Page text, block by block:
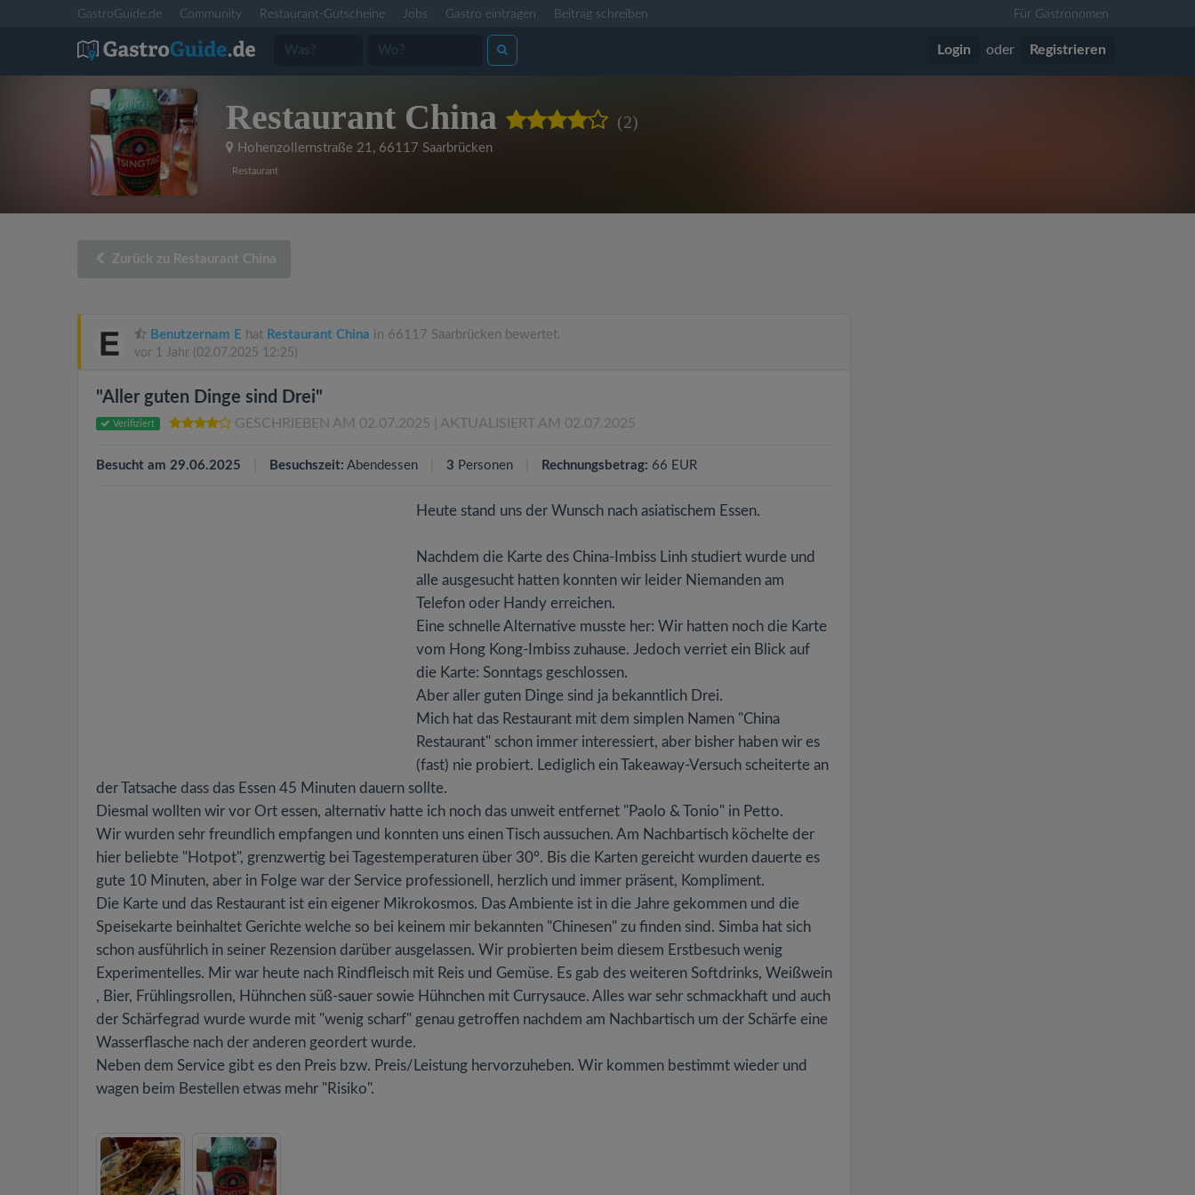
GastroGuide.de Community Restaurant-Gutscheine Jobs Gastro eintragen Beitrag schreiben Für Gastronomen
Login oder Registrieren
Restaurant China (2)
Hohenzollernstraße 21, 66117 Saarbrücken
Restaurant
Zurück zu Restaurant China
Benutzernam E hat Restaurant China in 66117 Saarbrücken bewertet.
vor 1 Jahr (02.07.2025 12:25)
"Aller guten Dinge sind Drei"
Verifiziert GESCHRIEBEN AM 02.07.2025 | AKTUALISIERT AM 02.07.2025
Besucht am 29.06.2025 Besuchszeit: Abendessen 3 Personen Rechnungsbetrag: 66 EUR
Heute stand uns der Wunsch nach asiatischem Essen.
Nachdem die Karte des China-Imbiss Linh studiert wurde und
alle ausgesucht hatten konnten wir leider Niemanden am
Telefon oder Handy erreichen.
Eine schnelle Alternative musste her: Wir hatten noch die Karte
vom Hong Kong-Imbiss zuhause. Jedoch verriet ein Blick auf
die Karte: Sonntags geschlossen.
Aber aller guten Dinge sind ja bekanntlich Drei.
Mich hat das Restaurant mit dem simplen Namen "China
Restaurant" schon immer interessiert, aber bisher haben wir es
(fast) nie probiert. Lediglich ein Takeaway-Versuch scheiterte an
der Tatsache dass das Essen 45 Minuten dauern sollte.
Diesmal wollten wir vor Ort essen, alternativ hatte ich noch das unweit entfernet "Paolo & Tonio" in Petto.
Wir wurden sehr freundlich empfangen und konnten uns einen Tisch aussuchen. Am Nachbartisch köchelte der
hier beliebte "Hotpot", grenzwertig bei Tagestemperaturen über 30°. Bis die Karten gereicht wurden dauerte es
gute 10 Minuten, aber in Folge war der Service professionell, herzlich und immer präsent, Kompliment.
Die Karte und das Restaurant ist ein eigener Mikrokosmos. Das Ambiente ist in die Jahre gekommen und die
Speisekarte beinhaltet Gerichte welche so bei keinem mir bekannten "Chinesen" zu finden sind. Simba hat sich
schon ausführlich in seiner Rezension darüber ausgelassen. Wir probierten beim diesem Erstbesuch wenig
Experimentelles. Mir war heute nach Rindfleisch mit Reis und Gemüse. Es gab des weiteren Softdrinks, Weißwein
, Bier, Frühlingsrollen, Hühnchen süß-sauer sowie Hühnchen mit Currysauce. Alles war sehr schmackhaft und auch
der Schärfegrad wurde wurde mit "wenig scharf" genau getroffen nachdem am Nachbartisch um der Schärfe eine
Wasserflasche nach der anderen geordert wurde.
Neben dem Service gibt es den Preis bzw. Preis/Leistung hervorzuheben. Wir kommen bestimmt wieder und
wagen beim Bestellen etwas mehr "Risiko".